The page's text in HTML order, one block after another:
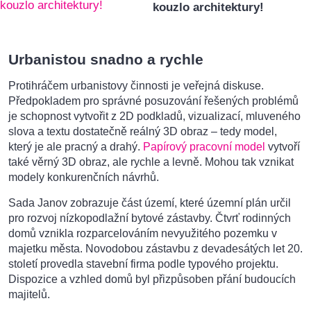
kouzlo architektury!
Urbanistou snadno a rychle
Protihráčem urbanistovy činnosti je veřejná diskuse.
Předpokladem pro správné posuzování řešených problémů
je schopnost vytvořit z 2D podkladů, vizualizací, mluveného
slova a textu dostatečně reálný 3D obraz – tedy model,
který je ale pracný a drahý. Papírový pracovní model vytvoří
také věrný 3D obraz, ale rychle a levně. Mohou tak vznikat
modely konkurenčních návrhů.
Sada Janov zobrazuje část území, které územní plán určil
pro rozvoj nízkopodlažní bytové zástavby. Čtvrť rodinných
domů vznikla rozparcelováním nevyužitého pozemku v
majetku města. Novodobou zástavbu z devadesátých let 20.
století provedla stavební firma podle typového projektu.
Dispozice a vzhled domů byl přizpůsoben přání budoucích
majitelů.